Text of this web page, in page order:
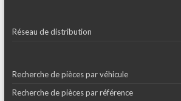
Réseau de distribution
Recherche de pièces par véhicule
Recherche de pièces par référence